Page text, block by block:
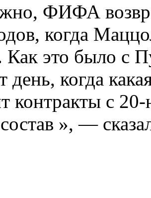
ФИФА
когда
Как это было с
день, когда
контракты с
», —